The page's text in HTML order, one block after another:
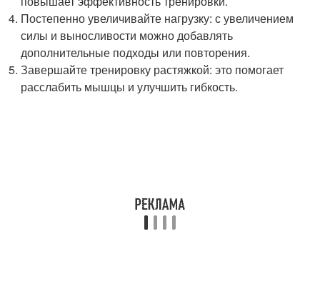
Постепенно увеличивайте нагрузку: с увеличением
силы и выносливости можно добавлять
дополнительные подходы или повторения.
Завершайте тренировку растяжкой: это помогает
расслабить мышцы и улучшить гибкость.